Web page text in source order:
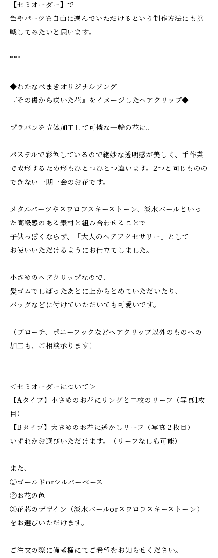
【セミオーダー】で
色やパーツを自由に選んでいただけるという制作方法にも挑
戦してみたいと思います。
***
◆わたなべまきオリジナルソング
『その傷から咲いた花』をイメージしたヘアクリップ◆
プラバンを立体加工して可憐な一輪の花に。
パステルで彩色しているので絶妙な透明感が美しく、手作業
で成形するため形もひとつひとつ違います。2つと同じものの
できない一期一会のお花です。
メタルパーツやスワロフスキーストーン、淡水パールといっ
た高級感のある素材と組み合わせることで
子供っぽくならず、「大人のヘアアクセサリー」として
お使いいただけるようにお仕立てしました。
小さめのヘアクリップなので、
髪ゴムでしばったあとに上からとめていただいたり、
バッグなどに付けていただいても可愛いです。
（ブローチ、ポニーフックなどヘアクリップ以外のものへの
加工も、ご相談承ります）
＜セミオーダーについて＞
【Aタイプ】小さめのお花にリングと二枚のリーフ（写真1枚
目）
【Bタイプ】大きめのお花に透かしリーフ（写真２枚目）
いずれかお選びいただけます。（リーフなしも可能）
また、
①ゴールドorシルバーベース
②お花の色
③花芯のデザイン（淡水パールorスワロフスキーストーン）
をお選びいただけます。
ご注文の際に備考欄にてご希望をお知らせください。